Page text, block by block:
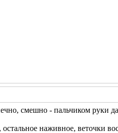
смешно - пальчиком руки
наживное, веточки